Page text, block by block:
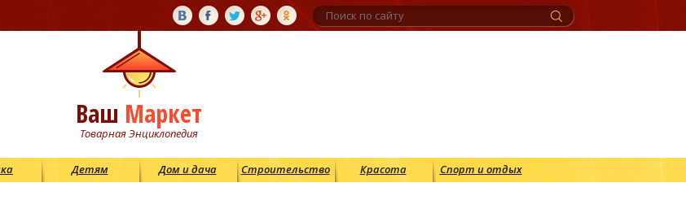
Ваш Маркет
Товарная Энциклопедия
Детям Дом и дача Строительство Красота Спорт и отдых